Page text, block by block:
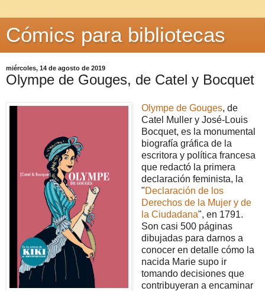
Cómics para bibliotecas
miércoles, 14 de agosto de 2019
Olympe de Gouges, de Catel y Bocquet
Olympe de Gouges, de
Catel Muller y José-Louis
Bocquet, es la monumental
biografía gráfica de la
escritora y política francesa
que redactó la primera
declaración feminista, la
"Declaración de los
Derechos de la Mujer y de
la Ciudadana", en 1791.
Son casi 500 páginas
dibujadas para darnos a
conocer en detalle cómo la
nacida Marie supo ir
tomando decisiones que
contribuyeran a encaminar